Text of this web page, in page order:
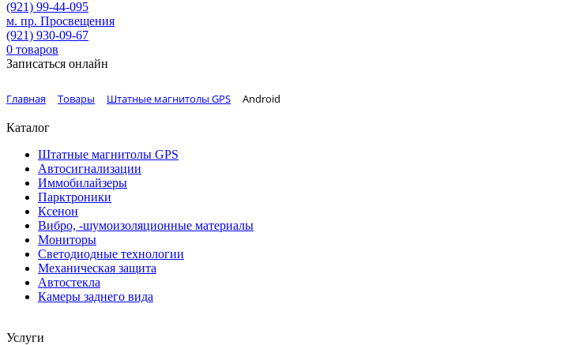
(921) 99-44-095
м. пр. Просвещения
(921) 930-09-67
0 товаров
Записаться онлайн
Главная Товары Штатные магнитолы GPS Android
Каталог
Штатные магнитолы GPS
Автосигнализации
Иммобилайзеры
Парктроники
Ксенон
Вибро, -шумоизоляционные материалы
Мониторы
Светодиодные технологии
Механическая защита
Автостекла
Камеры заднего вида
Услуги